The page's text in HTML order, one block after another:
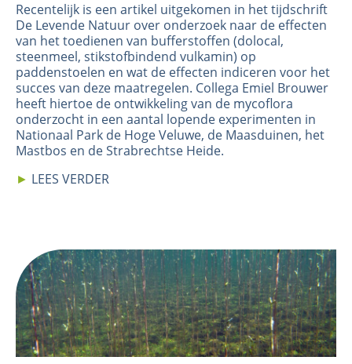
Recentelijk is een artikel uitgekomen in het tijdschrift
De Levende Natuur over onderzoek naar de effecten
van het toedienen van bufferstoffen (dolocal,
steenmeel, stikstofbindend vulkamin) op
paddenstoelen en wat de effecten indiceren voor het
succes van deze maatregelen. Collega Emiel Brouwer
heeft hiertoe de ontwikkeling van de mycoflora
onderzocht in een aantal lopende experimenten in
Nationaal Park de Hoge Veluwe, de Maasduinen, het
Mastbos en de Strabrechtse Heide.
► LEES VERDER
Image